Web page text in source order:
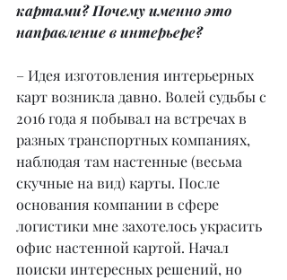
картами? Почему именно это
направление в интерьере?
– Идея изготовления интерьерных
карт возникла давно. Волей судьбы с
2016 года я побывал на встречах в
разных транспортных компаниях,
наблюдая там настенные (весьма
скучные на вид) карты. После
основания компании в сфере
логистики мне захотелось украсить
офис настенной картой. Начал
поиски интересных решений, но